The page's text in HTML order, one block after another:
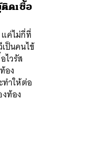
ดเชื้อ
ค่ไม่กี่ที่
ป็นคนไข้
ไวรัส
อง
ำให้ต่อ
ท้อง